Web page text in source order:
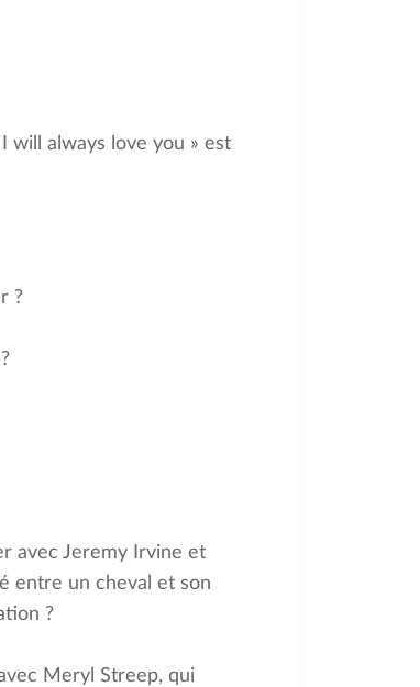
will always love you » est
?
avec Jeremy Irvine et
entre un cheval et son
?
Meryl Streep, qui